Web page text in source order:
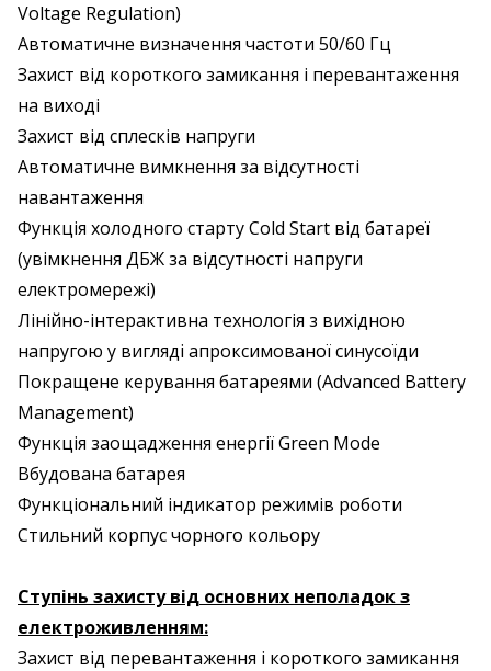
Voltage Regulation)
Автоматичне визначення частоти 50/60 Гц
Захист від короткого замикання і перевантаження
на виході
Захист від сплесків напруги
Автоматичне вимкнення за відсутності
навантаження
Функція холодного старту Cold Start від батареї
(увімкнення ДБЖ за відсутності напруги
електромережі)
Лінійно-інтерактивна технологія з вихідною
напругою у вигляді апроксимованої синусоїди
Покращене керування батареями (Advanced Battery
Management)
Функція заощадження енергії Green Mode
Вбудована батарея
Функціональний індикатор режимів роботи
Стильний корпус чорного кольору
Ступінь захисту від основних неполадок з
електроживленням:
Захист від перевантаження і короткого замикання